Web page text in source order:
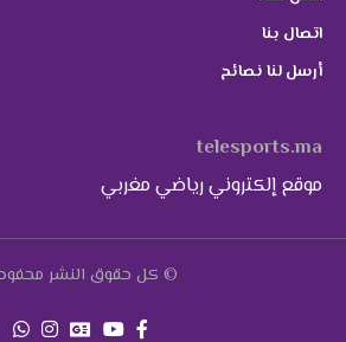
اتصال بنا
أرسل لنا نصائح
telesports.ma
موقع إلكتروني رياضي مغربي
© كل حقوق النشر محفوظة